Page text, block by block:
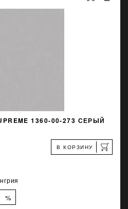
1360-00-273 СЕРЫЙ
В КОРЗИНУ
%